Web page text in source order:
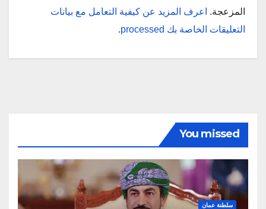
المزعجة.
اعرف المزيد عن كيفية التعامل مع بيانات
التعليقات الخاصة بك processed
.
You missed
سلطنة عمان